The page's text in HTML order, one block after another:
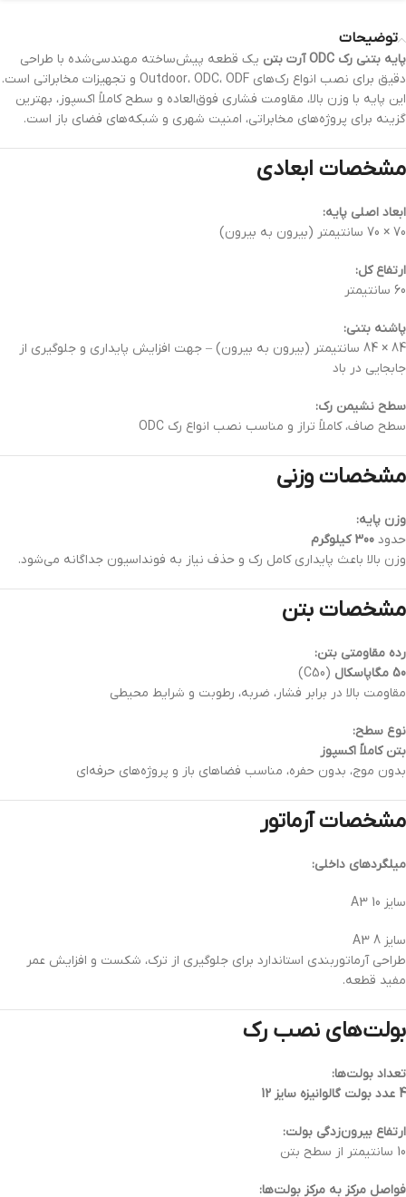
توضیحات
پایه بتنی رک ODC آرت بتن
یک قطعه پیش‌ساخته مهندسی‌شده با طراحی
دقیق برای نصب انواع رک‌های Outdoor، ODC، ODF و تجهیزات مخابراتی است.
این پایه با وزن بالا، مقاومت فشاری فوق‌العاده و سطح کاملاً اکسپوز، بهترین
گزینه برای پروژه‌های مخابراتی، امنیت شهری و شبکه‌های فضای باز است.
مشخصات ابعادی
ابعاد اصلی پایه:
70 × 70 سانتیمتر (بیرون به بیرون)
ارتفاع کل:
60 سانتیمتر
پاشنه بتنی:
84 × 84 سانتیمتر (بیرون به بیرون) – جهت افزایش پایداری و جلوگیری از
جابجایی در باد
سطح نشیمن رک:
سطح صاف، کاملاً تراز و مناسب نصب انواع رک ODC
مشخصات وزنی
وزن پایه:
حدود 300 کیلوگرم
وزن بالا باعث پایداری کامل رک و حذف نیاز به فونداسیون جداگانه می‌شود.
مشخصات بتن
رده مقاومتی بتن:
50 مگاپاسکال
(C50)
مقاومت بالا در برابر فشار، ضربه، رطوبت و شرایط محیطی
نوع سطح:
بتن کاملاً اکسپوز
بدون موج، بدون حفره، مناسب فضاهای باز و پروژه‌های حرفه‌ای
مشخصات آرماتور
میلگردهای داخلی:
سایز 10 A3
سایز 8 A3
طراحی آرماتوربندی استاندارد برای جلوگیری از ترک، شکست و افزایش عمر
مفید قطعه.
بولت‌های نصب رک
تعداد بولت‌ها:
4 عدد بولت گالوانیزه سایز 12
ارتفاع بیرون‌زدگی بولت:
10 سانتیمتر از سطح بتن
فواصل مرکز به مرکز بولت‌ها: